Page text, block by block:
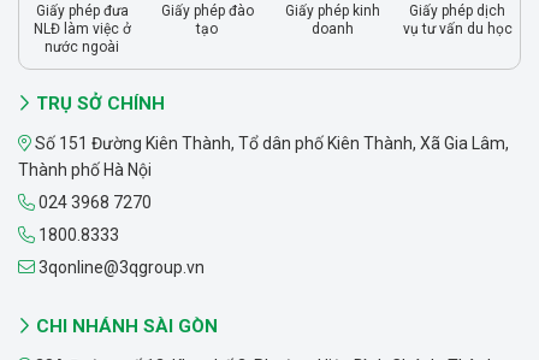
Giấy phép đưa
NLĐ làm việc ở
nước ngoài
Giấy phép đào
tạo
Giấy phép kinh
doanh
Giấy phép dịch
vụ tư vấn du học
TRỤ SỞ CHÍNH
Số 151 Đường Kiên Thành, Tổ dân phố Kiên Thành, Xã Gia Lâm,
Thành phố Hà Nội
024 3968 7270
1800.8333
3qonline@3qgroup.vn
CHI NHÁNH SÀI GÒN